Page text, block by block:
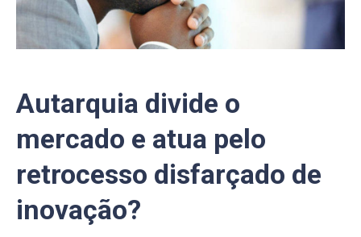
Autarquia divide o
mercado e atua pelo
retrocesso disfarçado de
inovação?